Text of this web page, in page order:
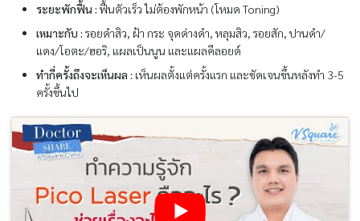
ระยะพักฟื้น : ฟื้นตัวเร็ว ไม่ต้องพักหน้า (โหมด Toning)
เหมาะกับ : รอยดำสิว, ฝ้า กระ จุดด่างดำ, หลุมสิว, รอยสัก, ปานดำ/
แดง/โอตะ/ฮอริ, แผลเป็นนูน และแผลคีลอยด์
ทำกี่ครั้งถึงจะเห็นผล : เห็นผลตั้งแต่ครั้งแรก และชัดเจนขึ้นหลังทำ 3-5
ครั้งขึ้นไป